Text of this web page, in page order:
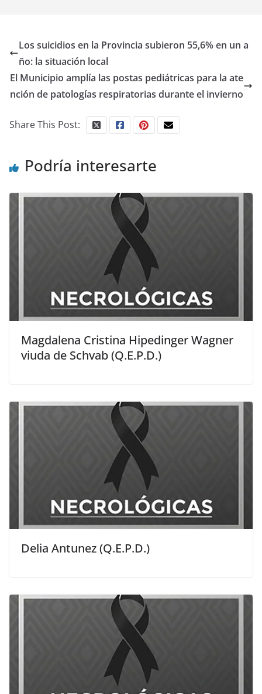
Los suicidios en la Provincia subieron 55,6% en un a
ño: la situación local
El Municipio amplía las postas pediátricas para la ate
nción de patologías respiratorias durante el invierno
Share This Post:
Podría interesarte
Magdalena Cristina Hipedinger Wagner
viuda de Schvab (Q.E.P.D.)
Delia Antunez (Q.E.P.D.)